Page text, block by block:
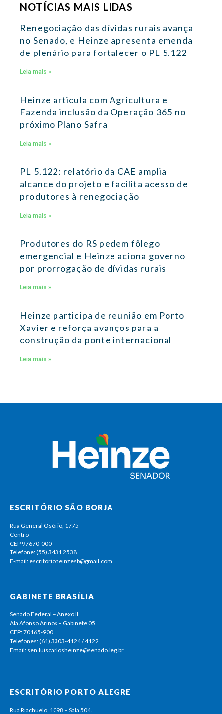
NOTÍCIAS MAIS LIDAS
Renegociação das dívidas rurais avança
no Senado, e Heinze apresenta emenda
de plenário para fortalecer o PL 5.122
Leia mais »
Heinze articula com Agricultura e
Fazenda inclusão da Operação 365 no
próximo Plano Safra
Leia mais »
PL 5.122: relatório da CAE amplia
alcance do projeto e facilita acesso de
produtores à renegociação
Leia mais »
Produtores do RS pedem fôlego
emergencial e Heinze aciona governo
por prorrogação de dívidas rurais
Leia mais »
Heinze participa de reunião em Porto
Xavier e reforça avanços para a
construção da ponte internacional
Leia mais »
ESCRITÓRIO SÃO BORJA
Rua General Osório, 1775
Centro
CEP 97670-000
Telefone: (55) 3431 2538
E-mail: escritorioheinzesb@gmail.com
GABINETE BRASÍLIA
Senado Federal – Anexo II
Ala Afonso Arinos – Gabinete 05
CEP: 70165-900
Telefones: (61) 3303-4124 / 4122
Email: sen.luiscarlosheinze@senado.leg.br
ESCRITÓRIO PORTO ALEGRE
Rua Riachuelo, 1098 – Sala 504.